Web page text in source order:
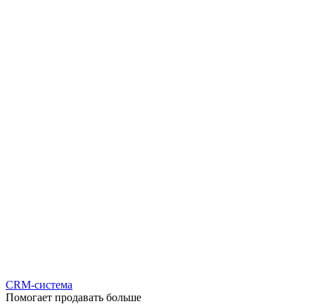
CRM-система
Помогает продавать больше